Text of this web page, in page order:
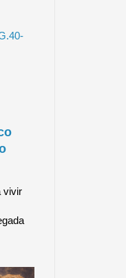
vivir